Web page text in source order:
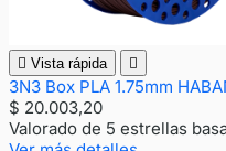
 Vista rápida 
3N3 Box PLA 1.75mm
$ 20.003,20
Valorado de 5 estrellas